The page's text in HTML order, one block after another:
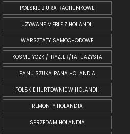
POLSKIE BIURA RACHUNKOWE
UŻYWANE MEBLE Z HOLANDII
WARSZTATY SAMOCHODOWE
KOSMETYCZKI/FRYZJER/TATUAŻYSTA
PANU SZUKA PANA HOLANDIA
POLSKIE HURTOWNIE W HOLANDII
REMONTY HOLANDIA
SPRZEDAM HOLANDIA